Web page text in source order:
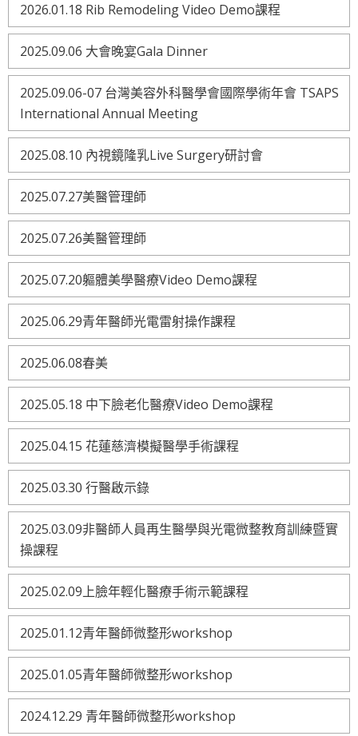
2026.01.18 Rib Remodeling Video Demo課程
2025.09.06 大會晚宴Gala Dinner
2025.09.06-07 台灣美容外科醫學會國際學術年會 TSAPS
International Annual Meeting
2025.08.10 內視鏡隆乳Live Surgery研討會
2025.07.27美醫管理師
2025.07.26美醫管理師
2025.07.20軀體美學醫療Video Demo課程
2025.06.29青年醫師光電雷射操作課程
2025.06.08春美
2025.05.18 中下臉老化醫療Video Demo課程
2025.04.15 花蓮慈濟模擬醫學手術課程
2025.03.30 行醫啟示錄
2025.03.09非醫師人員再生醫學與光電微整教育訓練暨實
操課程
2025.02.09上臉年輕化醫療手術示範課程
2025.01.12青年醫師微整形workshop
2025.01.05青年醫師微整形workshop
2024.12.29 青年醫師微整形workshop